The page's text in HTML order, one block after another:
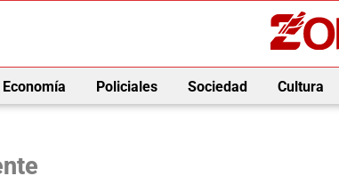
Economía Policiales Sociedad Cultura